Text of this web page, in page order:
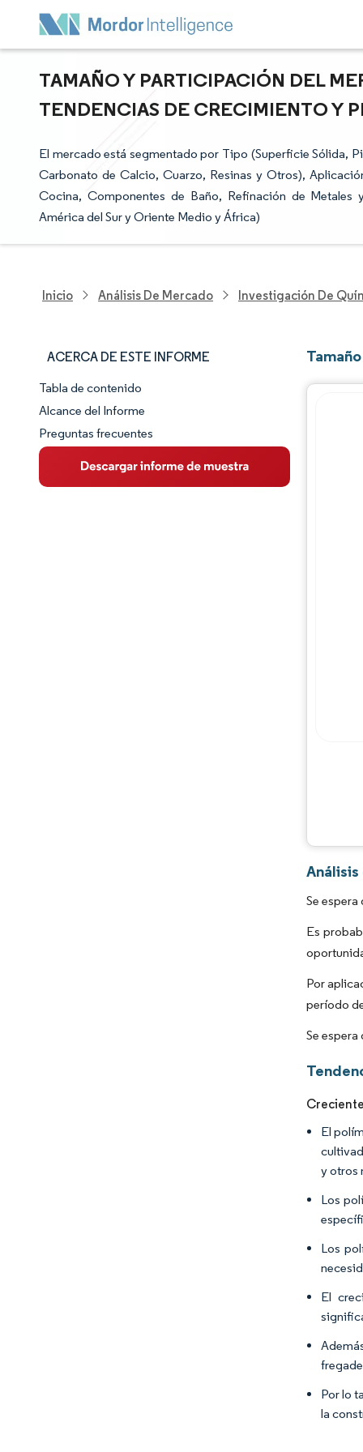
TAMAÑO Y PARTICIPACIÓN DEL
TENDENCIAS DE CRECIMIENTO Y
El mercado está segmentado por Tipo (Superficie Sólida,
Carbonato de Calcio, Cuarzo, Resinas y Otros),
Cocina, Componentes de Baño, Refinación de
América del Sur y Oriente Medio y África)
Inicio Análisis De Mercado Investigación De
ACERCA DE ESTE INFORME
Panorama del Mercado
Visión General del Mercado
Tendencias Principales del Mercado
Tabla de contenido
Alcance del Informe
Preguntas frecuentes
Se
Es
Por
período
Se
El
y otros
Los
Los
El
Por lo
la